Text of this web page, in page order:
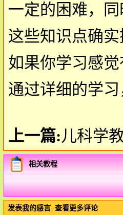
一定的困难，
这些知识点确
如果你学习感
通过详细的学
上一篇:儿科学
相关教程
发表我的感言 查看更多评论